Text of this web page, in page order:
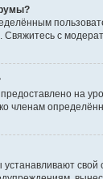
с
на
членам